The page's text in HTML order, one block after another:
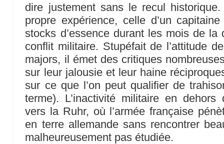
dire justement sans le recul
propre expérience, celle d’un
stocks d’essence durant les mois de
conflit militaire. Stupéfait de l’attitude
majors, il émet des critiques
sur leur jalousie et leur haine
sur ce que l’on peut qualifier de
terme). L’inactivité militaire en dehors
vers la Ruhr, où l’armée française
en terre allemande sans rencontrer
malheureusement pas étudiée.